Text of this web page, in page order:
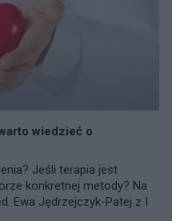
wiedzieć o
Jeśli terapia jest
konkretnej metody? Na
Ewa Jędrzejczyk-Patej z I